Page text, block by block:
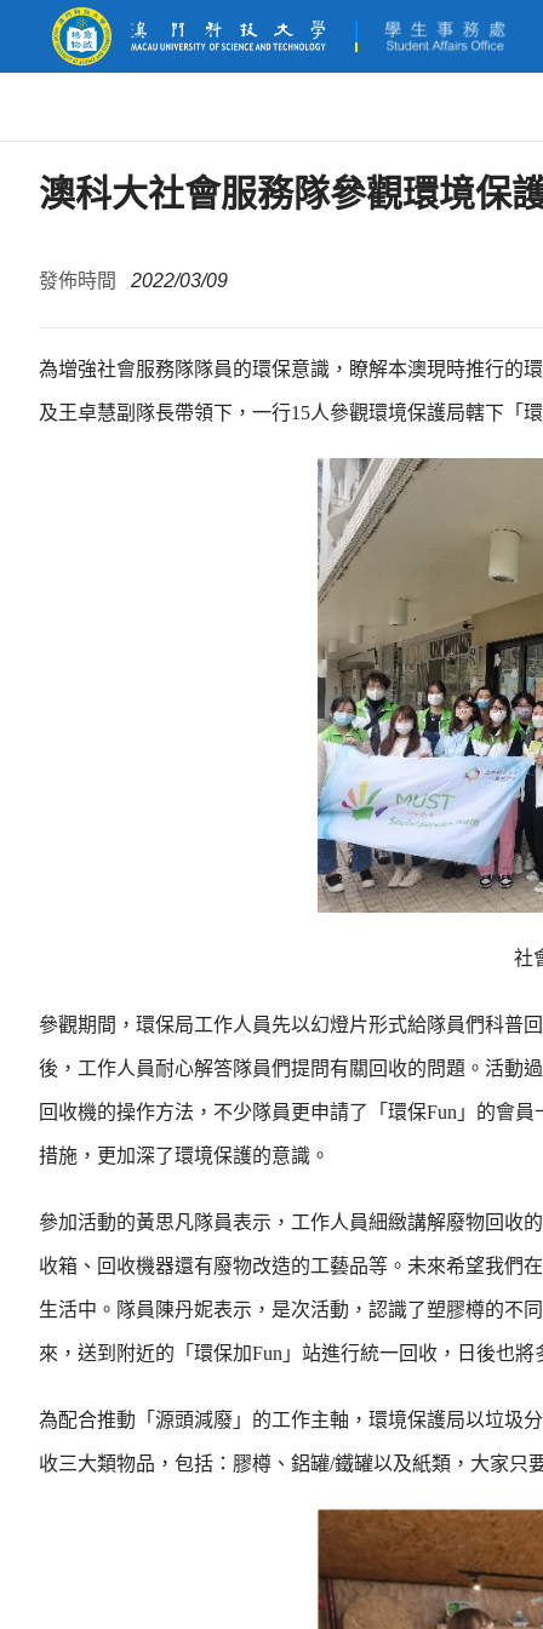
澳科大社會服務隊參觀環境保
發佈時間 2022/03/09
為增強社會服務隊隊員的環保意識，瞭解本澳現時推行的
及王卓慧副隊長帶領下，一行15人參觀環境保護局轄下「
社
參觀期間，環保局工作人員先以幻燈片形式給隊員們科普
後，工作人員耐心解答隊員們提問有關回收的問題。活動
回收機的操作方法，不少隊員更申請了「環保Fun」的會
措施，更加深了環境保護的意識。
參加活動的黃思凡隊員表示，工作人員細緻講解廢物回收
收箱、回收機器還有廢物改造的工藝品等。未來希望我們
生活中。隊員陳丹妮表示，是次活動，認識了塑膠樽的不
來，送到附近的「環保加Fun」站進行統一回收，日後也將
為配合推動「源頭減廢」的工作主軸，環境保護局以垃圾
收三大類物品，包括：膠樽、鋁罐/鐵罐以及紙類，大家